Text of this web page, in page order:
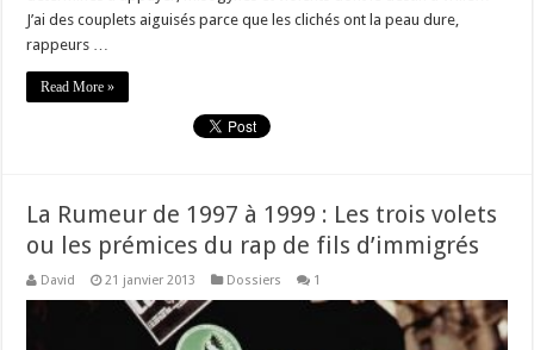
J’ai des couplets aiguisés parce que les clichés ont la peau dure,
rappeurs …
Read More »
La Rumeur de 1997 à 1999 : Les trois volets
ou les prémices du rap de fils d’immigrés
David 21 janvier 2013 Dossiers 1